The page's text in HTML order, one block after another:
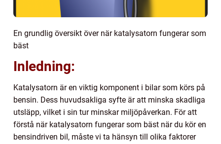
En grundlig översikt över när katalysatorn fungerar som
bäst
Inledning:
Katalysatorn är en viktig komponent i bilar som körs på
bensin. Dess huvudsakliga syfte är att minska skadliga
utsläpp, vilket i sin tur minskar miljöpåverkan. För att
förstå när katalysatorn fungerar som bäst när du kör en
bensindriven bil, måste vi ta hänsyn till olika faktorer